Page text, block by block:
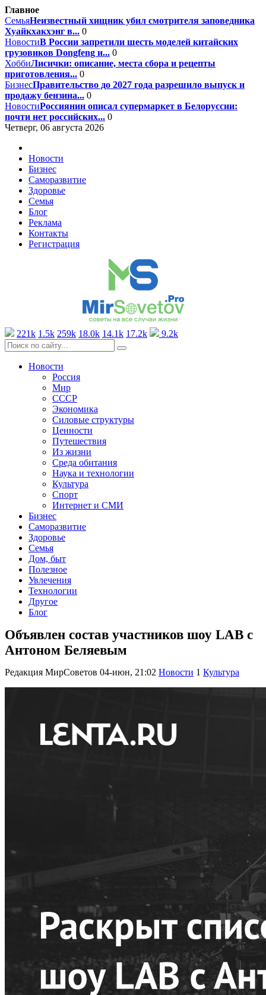
Главное
СемьяНеизвестный хищник убил смотрителя заповедника
Хуайкхакхэнг в... 0
НовостиВ России запретили шесть моделей китайских
грузовиков Dongfeng и... 0
ХоббиЛисички: описание, места сбора и рецепты
приготовления... 0
БизнесПравительство до 2027 года разрешило выпуск и
продажу бензина... 0
НовостиРоссиянин описал супермаркет в Белоруссии:
почти нет российских... 0
Четверг, 06 августа 2026
Новости
Бизнес
Саморазвитие
Здоровье
Семья
Блог
Реклама
Контакты
Регистрация
221k 1.5k 259k 18.0k 14.1k 17.2k 9.2k
Новости
Россия
Мир
СССР
Экономика
Силовые структуры
Ценности
Путешествия
Из жизни
Среда обитания
Наука и технологии
Культура
Спорт
Интернет и СМИ
Бизнес
Саморазвитие
Здоровье
Семья
Дом, быт
Полезное
Увлечения
Технологии
Другое
Блог
Объявлен состав участников шоу LAB с
Антоном Беляевым
Редакция МирСоветов 04-июн, 21:02 Новости 1 Культура